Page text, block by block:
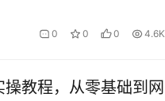
0 0 0 4.6K
教程，从零基础到网